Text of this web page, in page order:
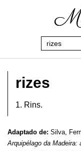
rizes
1. Rins.
Adaptado de: Silva,
Arquipélago da